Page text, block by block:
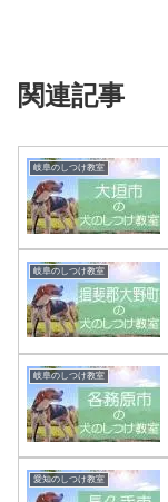
関連記事
岐阜のしつけ教室
岐阜のしつけ教室
岐阜のしつけ教室
愛知のしつけ教室